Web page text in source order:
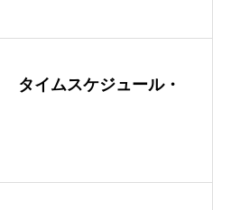
イムスケジュール・